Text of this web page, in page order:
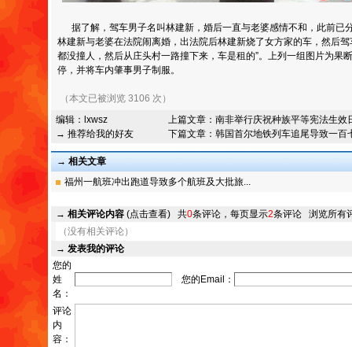
据了解，驾车男子名叫林建新，婚后一直与老婆感情不和，此前已
林建新与老婆在法院闹离婚，出法院后林建新烧了女方家的车，然后
都没撞人，然后从庄头村一路撞下来，车是租的”。上列一组图片为果
停，并将车内肇事男子制服。
（本文已被浏览 3106 次）
编辑： lxwsz
→ 推荐给我的好友
上篇文章： 南非举行庆祝种族平等宪法生效
下篇文章： 韩国首尔地铁列车追尾导致一百
→ 相关文章
福州一航班冲出跑道导致多个航班及大批旅...
→ 相关评论内容 (点击查看) 共0条评论，每页显示2条评论 浏览所有
（没有相关评论）
→ 发表我的评论
您的
姓
名：
您的Email：
评论
内
容：